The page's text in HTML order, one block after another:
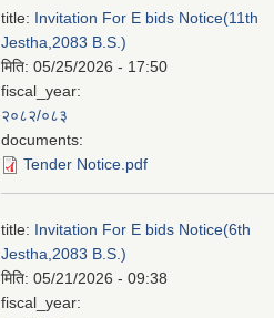
title: Invitation For E bids Notice(11th
Jestha,2083 B.S.)
मिति: 05/25/2026 - 17:50
fiscal_year:
२०८२/०८३
documents:
Tender Notice.pdf
title: Invitation For E bids Notice(6th
Jestha,2083 B.S.)
मिति: 05/21/2026 - 09:38
fiscal_year: